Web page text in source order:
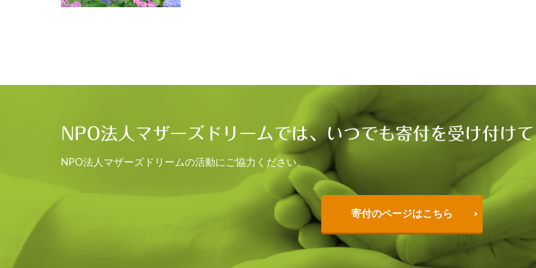
NPO法人マザーズドリームでは、いつでも寄付を受け付け
NPO法人マザーズドリームの活動にご協力ください。
寄付のページはこちら